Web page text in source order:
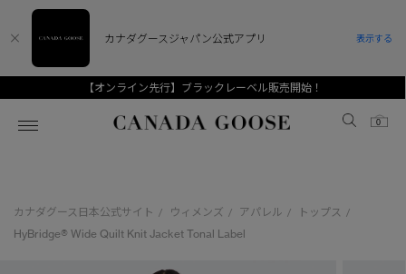
【オンライン先行】ブラックレーベル販売開始！
Canada Goose
0
スノーグース
ディスカバー
ウィメンズ TOP
新着アイテム
メンズ TOP
新着アイテム
キッズ TOP
ベビー（0‐24ヵ月)
カナダグース日本公式サイト / ウィメンズ / アパレル / トップス /
HyBridge® Wide Quilt Knit Jacket Tonal Label
カナダグースジャパン公式アプリ 表示する